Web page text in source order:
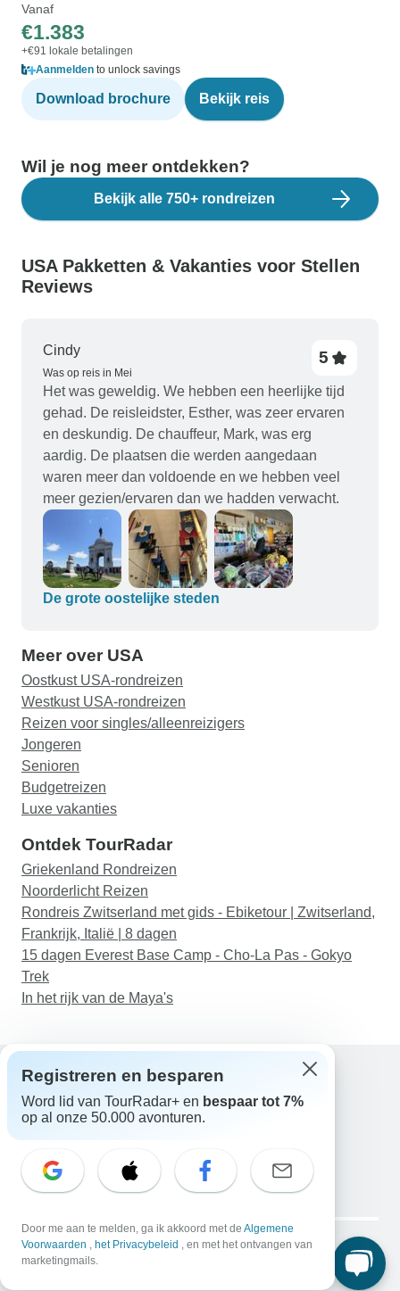
Vanaf
€1.383
+€91 lokale betalingen
Aanmelden to unlock savings
Download brochure Bekijk reis
Wil je nog meer ontdekken?
Bekijk alle 750+ rondreizen
USA Pakketten & Vakanties voor Stellen
Reviews
Cindy
Was op reis in Mei
5
Het was geweldig. We hebben een heerlijke tijd
gehad. De reisleidster, Esther, was zeer ervaren
en deskundig. De chauffeur, Mark, was erg
aardig. De plaatsen die werden aangedaan
waren meer dan voldoende en we hebben veel
meer gezien/ervaren dan we hadden verwacht.
De grote oostelijke steden
Meer over USA
Oostkust USA-rondreizen
Westkust USA-rondreizen
Reizen voor singles/alleenreizigers
Jongeren
Senioren
Budgetreizen
Luxe vakanties
Ontdek TourRadar
Griekenland Rondreizen
Noorderlicht Reizen
Rondreis Zwitserland met gids - Ebiketour | Zwitserland,
Frankrijk, Italië | 8 dagen
15 dagen Everest Base Camp - Cho-La Pas - Gokyo
Trek
In het rijk van de Maya's
Hulp
Neem contact met ons op
E-mail: support@tourradar.com
Taal selecteren
Copyright © TourRadar. Alle rechten voorbehouden.
Juridische kennisgeving Privacybeleid
Cookies
Registreren en besparen
Word lid van TourRadar+ en bespaar tot 7%
op al onze 50.000 avonturen.
Door me aan te melden, ga ik akkoord met de Algemene
Voorwaarden , het Privacybeleid , en met het ontvangen van
marketingmails.